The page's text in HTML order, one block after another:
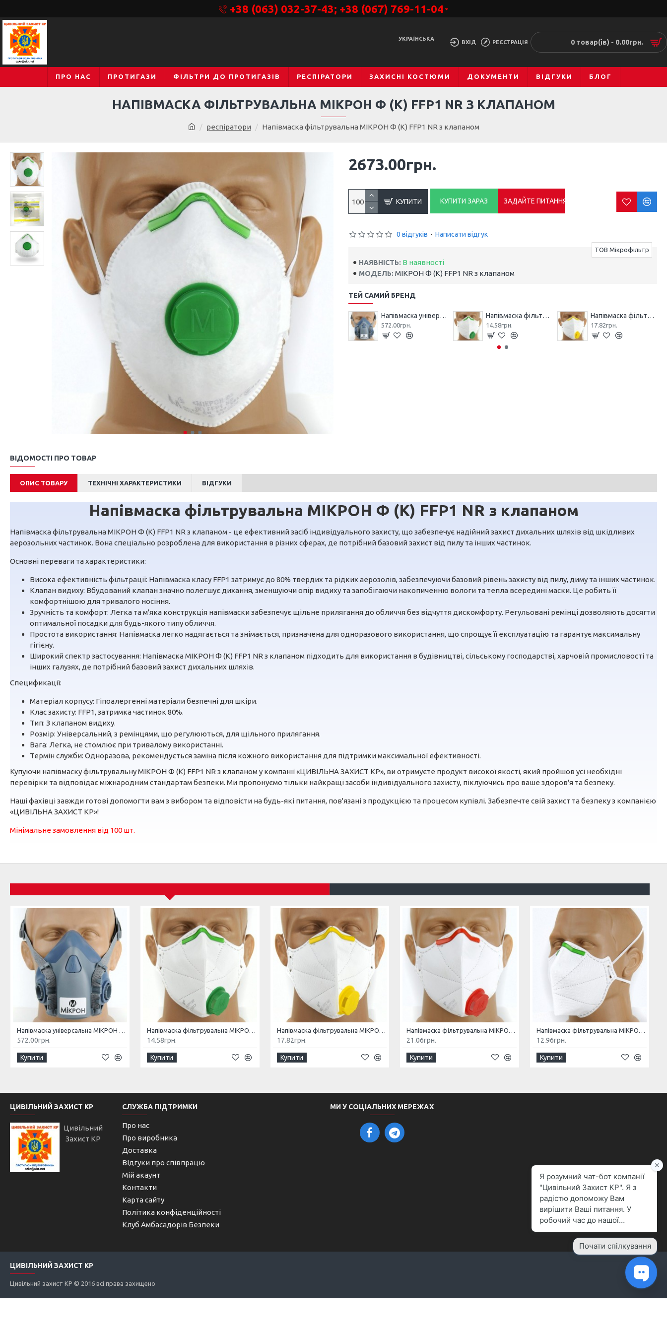
+38 (063) 032-37-43; +38 (067) 769-11-04
УКРАЇНСЬКА
ВХІД РЕЄСТРАЦІЯ 0 товар(ів) - 0.00грн.
ПРО НАС ПРОТИГАЗИ ФІЛЬТРИ ДО ПРОТИГАЗІВ РЕСПІРАТОРИ ЗАХИСНІ КОСТЮМИ ДОКУМЕНТИ ВІДГУКИ БЛОГ
респіратори Напівмаска фільтрувальна МІКРОН Ф (К) FFP1 NR з клапаном
НАПІВМАСКА ФІЛЬТРУВАЛЬНА МІКРОН Ф (К) FFP1 NR З КЛАПАНОМ
НАЯВНІСТЬ: В наявності
МОДЕЛЬ: МІКРОН Ф (К) FFP1 NR з клапаном
ТОВ Мікрофільтр
0 відгуків - Написати відгук
2673.00грн.
КУПИТИ КУПИТИ ЗАРАЗ ЗАДАЙТЕ ПИТАННЯ
ТЕЙ САМИЙ БРЕНД
Напівмаска універсальна МІКРОН НМ
572.00грн.
Напівмаска фільтрувальна МІКРОН (К) FFP1 NR з клапаном
14.58грн.
Напівмаска фільтрувальна МІКРОН (К) FFP2 NR з клапаном
17.82грн.
ВІДОМОСТІ ПРО ТОВАР
ОПИС ТОВАРУ ТЕХНІЧНІ ХАРАКТЕРИСТИКИ ВІДГУКИ
Напівмаска фільтрувальна МІКРОН Ф (К) FFP1 NR з клапаном
Напівмаска фільтрувальна МІКРОН Ф (К) FFP1 NR з клапаном - це ефективний засіб індивідуального захисту, що забезпечує надійний захист дихальних шляхів від шкідливих
аерозольних частинок. Вона спеціально розроблена для використання в різних сферах, де потрібний базовий захист від пилу та інших частинок.
Основні переваги та характеристики:
Висока ефективність фільтрації: Напівмаска класу FFP1 затримує до 80% твердих та рідких аерозолів, забезпечуючи базовий рівень захисту від пилу, диму та інших частинок.
Клапан видиху: Вбудований клапан значно полегшує дихання, зменшуючи опір видиху та запобігаючи накопиченню вологи та тепла всередині маски. Це робить її
комфортнішою для тривалого носіння.
Зручність та комфорт: Легка та м'яка конструкція напівмаски забезпечує щільне прилягання до обличчя без відчуття дискомфорту. Регульовані ремінці дозволяють досягти
оптимальної посадки для будь-якого типу обличчя.
Простота використання: Напівмаска легко надягається та знімається, призначена для одноразового використання, що спрощує її експлуатацію та гарантує максимальну
гігієну.
Широкий спектр застосування: Напівмаска МІКРОН Ф (К) FFP1 NR з клапаном підходить для використання в будівництві, сільському господарстві, харчовій промисловості та
інших галузях, де потрібний базовий захист дихальних шляхів.
Спецификації:
Матеріал корпусу: Гіпоалергенні матеріали безпечні для шкіри.
Клас захисту: FFP1, затримка частинок 80%.
Тип: З клапаном видиху.
Розмір: Універсальний, з ремінцями, що регулюються, для щільного прилягання.
Вага: Легка, не стомлює при тривалому використанні.
Термін служби: Одноразова, рекомендується заміна після кожного використання для підтримки максимальної ефективності.
Купуючи напівмаску фільтрувальну МІКРОН Ф (К) FFP1 NR з клапаном у компанії «ЦИВІЛЬНА ЗАХИСТ КР», ви отримуєте продукт високої якості, який пройшов усі необхідні
перевірки та відповідає міжнародним стандартам безпеки. Ми пропонуємо тільки найкращі засоби індивідуального захисту, піклуючись про ваше здоров'я та безпеку.
Наші фахівці завжди готові допомогти вам з вибором та відповісти на будь-які питання, пов'язані з продукцією та процесом купівлі. Забезпечте свій захист та безпеку з компанією
«ЦИВІЛЬНА ЗАХИСТ КР»!
Мінімальне замовлення від 100 шт.
Напівмаска універсальна МІКРОН НМ
572.00грн.
Купити
Напівмаска фільтрувальна МІКРОН (К) FFP1 NR з клапаном
14.58грн.
Купити
Напівмаска фільтрувальна МІКРОН (К) FFP2 NR з клапаном
17.82грн.
Купити
Напівмаска фільтрувальна МІКРОН (К) FFP3 NR з клапаном
21.06грн.
Купити
Напівмаска фільтрувальна МІКРОН FFP1 NR без клапана
12.96грн.
Купити
ЦИВІЛЬНИЙ ЗАХИСТ КР
Цивільний
Захист КР
СЛУЖБА ПІДТРИМКИ
Про нас
Про виробника
Доставка
ВІдгуки про співпрацю
Мій акаунт
Контакти
Карта сайту
Політика конфіденційності
Клуб Амбасадорів Безпеки
МИ У СОЦІАЛЬНИХ МЕРЕЖАХ
ЦИВІЛЬНИЙ ЗАХИСТ КР
Цивільний захист КР © 2016 всі права захищено